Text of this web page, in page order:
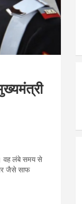
वह लंबे समय से
जैसे साफ